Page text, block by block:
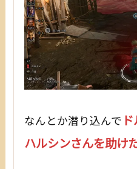
なんとか潜り込んで
ハルシンさんを助け